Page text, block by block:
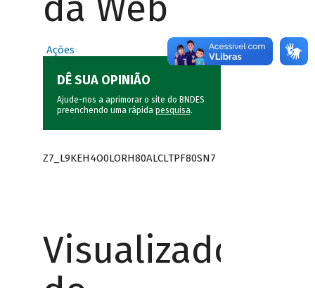
Ações
DÊ SUA OPINIÃO
Ajude-nos a aprimorar o site do BNDES
preenchendo uma rápida pesquisa.
Z7_L9KEH4O0LORH80ALCLTPF80SN7
Visualizador